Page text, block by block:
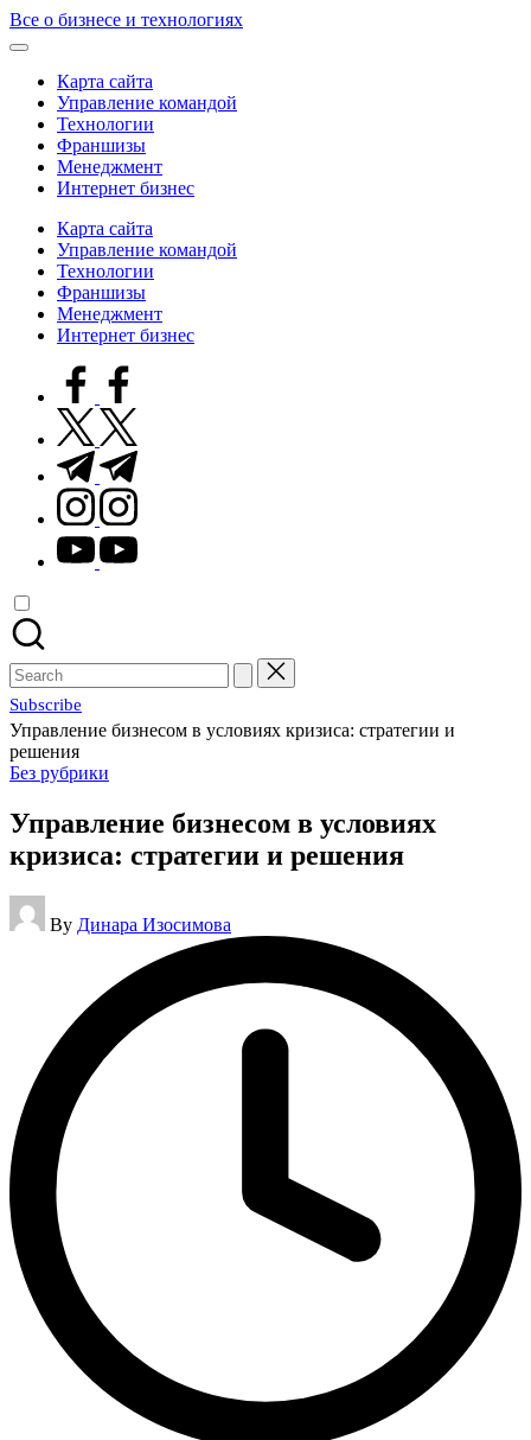
Skip
to
Все о бизнесе и технологиях
Карта сайта
Управление командой
Технологии
Франшизы
Менеджмент
Интернет бизнес
Карта сайта
Управление командой
Технологии
Франшизы
Менеджмент
Интернет бизнес
facebook.com
twitter.com
t.me
instagram.com
youtube.com
Search
for:
Subscribe
Управление бизнесом в условиях кризиса: стратегии и
решения
Posted
Без рубрики
Управление бизнесом в условиях
кризиса: стратегии и решения
Posted
by
By Динара Изосимова